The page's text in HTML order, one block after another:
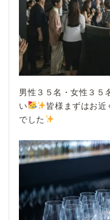
男性３５名・女性３５
い
皆様まずはお近
でした